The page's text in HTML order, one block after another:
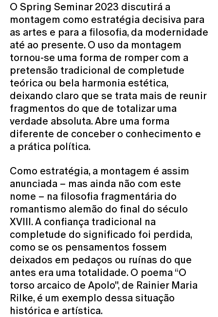
O Spring Seminar 2023 discutirá a
montagem como estratégia decisiva para
as artes e para a filosofia, da modernidade
até ao presente. O uso da montagem
tornou-se uma forma de romper com a
pretensão tradicional de completude
teórica ou bela harmonia estética,
deixando claro que se trata mais de reunir
fragmentos do que de totalizar uma
verdade absoluta. Abre uma forma
diferente de conceber o conhecimento e
a prática política.​
Como estratégia, a montagem é assim
anunciada – mas ainda não com este
nome – na filosofia fragmentária do
romantismo alemão do final do século
XVIII. A confiança tradicional na
completude do significado foi perdida,
como se os pensamentos fossem
deixados em pedaços ou ruínas do que
antes era uma totalidade. O poema “O
torso arcaico de Apolo'', de Rainier Maria
Rilke, é um exemplo dessa situação
histórica e artística.